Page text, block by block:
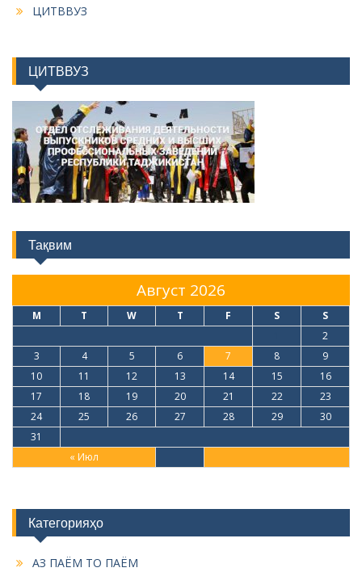
ЦИТВВУЗ
ЦИТВВУЗ
Тақвим
Август 2026
M T W T F S S
« Июл
2
3
4 5 6 7 8
9
10
11 12 13 14 15
16
17
18 19 20 21 22
23
24
25 26 27 28 29
30
31
Категорияҳо
АЗ ПАЁМ ТО ПАЁМ